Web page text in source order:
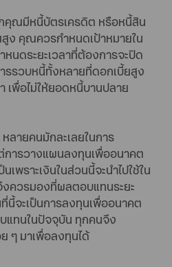
คุณมีหนี้บัตรเครดิต หรือหนี้สิน
ง คุณควรกำหนดเป้าหมายใน
หนดระยะเวลาที่ต้องการจะปิด
รรวบหนี้ทั้งหลายที่ดอกเบี้ยสูง
เพื่อไม่ให้ยอดหนี้บานปลาย
หลายคนมักละเลยในการ
การวางแผนลงทุนเพื่ออนาคต
พราะเงินในส่วนนี้จะนำไปใช้ใน
ควรมองที่ผลตอบแทนระยะ
นี้จะเป็นการลงทุนเพื่ออนาคต
แทนในปัจจุบัน ทุกคนจึง
ๆ มาเพื่อลงทุนได้